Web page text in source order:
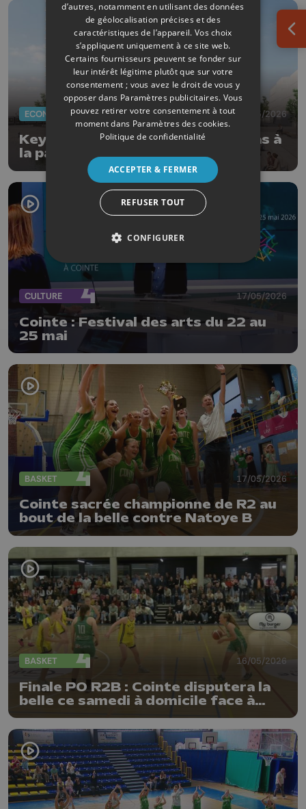
ECONOMIE 19/05/2026
Keyes (ex-NRB) ne s'installera pas à
la patinoire de Liège
CULTURE 17/05/2026
Cointe : Festival des arts du 22 au
25 mai
BASKET 17/05/2026
Cointe sacrée championne de R2 au
bout de la belle contre Natoye B
BASKET 16/05/2026
Finale PO R2B : Cointe disputera la
belle ce samedi à domicile face à
Natoye
d’autres, notamment en utilisant des données
de géolocalisation précises et des
caractéristiques de l’appareil. Vos choix
s’appliquent uniquement à ce site web.
Certains fournisseurs peuvent se fonder sur
leur intérêt légitime plutôt que sur votre
consentement ; vous avez le droit de vous y
opposer dans Paramètres publicitaires. Vous
pouvez retirer votre consentement à tout
moment dans Paramètres des cookies.
Politique de confidentialité
ACCEPTER & FERMER
REFUSER TOUT
CONFIGURER